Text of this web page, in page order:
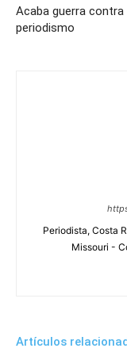
Acaba guerra contra
periodismo
Periodista, Costa
Missouri -
Artículos